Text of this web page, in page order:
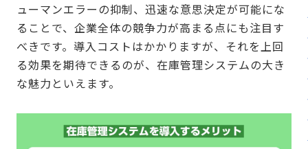
ューマンエラーの抑制、迅速な意思決定が可能にな
ることで、企業全体の競争力が高まる点にも注目す
べきです。導入コストはかかりますが、それを上回
る効果を期待できるのが、在庫管理システムの大き
な魅力といえます。